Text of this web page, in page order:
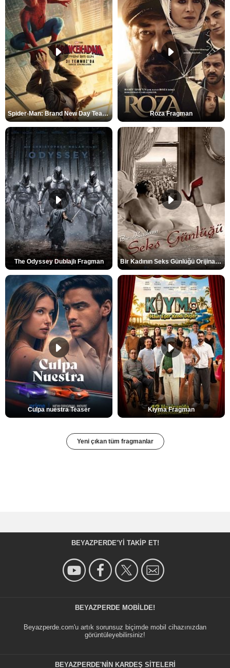
Spider-Man: Brand New Day Teaser Roza Fragman
The Odyssey Dublajlı Fragman Bir Kadının Seks Günlüğü Orijinal Fragman
Culpa nuestra Teaser Kıyma Fragman
Yeni çıkan tüm fragmanlar
BEYAZPERDE'YI TAKIP ET!
BEYAZPERDE MOBILDE!
Beyazperde.com'u artık sorunsuz biçimde mobil cihazınızdan
görüntüleyebilirsiniz!
BEYAZPERDE'NIN KARDEŞ SİTELERİ